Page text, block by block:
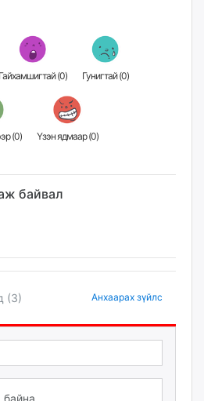
Гайхамшигтай (0) Гунигтай (0)
Жихүүцмээр (0) Үзэн ядмаар (0)
байвал
(3) Анхаарах зүйлс